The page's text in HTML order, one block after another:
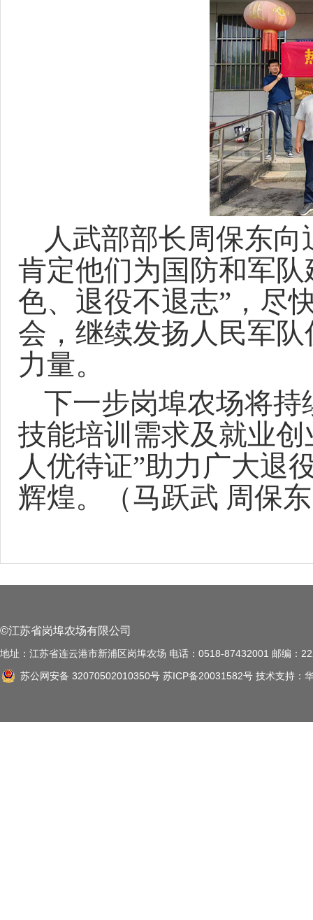
人武部部长周保东向
肯定他们为国防和军
色、退役不退志”，尽
会，继续发扬人民军
力量。
下一步岗埠农场将持
技能培训需求及就业创
人优待证”助力 广大退
辉煌。（马跃武 周保
©江苏省岗埠农场有限公司
地址：江苏省连云港市新浦区岗埠农场 电话：0518-87432001 邮编：
苏公网安备 32070502010350号 苏ICP备20031582号 技术支持：